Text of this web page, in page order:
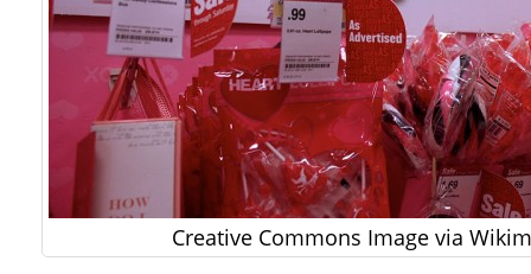
Creative Commons Image via